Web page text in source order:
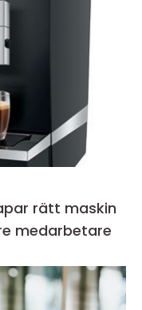
rätt maskin
medarbetare